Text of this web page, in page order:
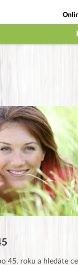
Jak
45. roku a hledáte